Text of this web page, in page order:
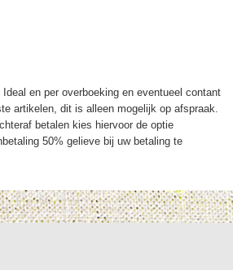
en per overboeking en eventueel contant
artikelen, dit is alleen mogelijk op afspraak.
betalen kies hiervoor de optie
50% gelieve bij uw betaling te